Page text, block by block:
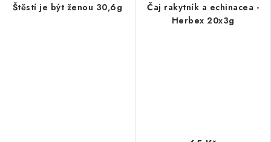
Štěstí je být ženou 30,6g
Čaj rakytník a echinacea -
Herbex 20x3g